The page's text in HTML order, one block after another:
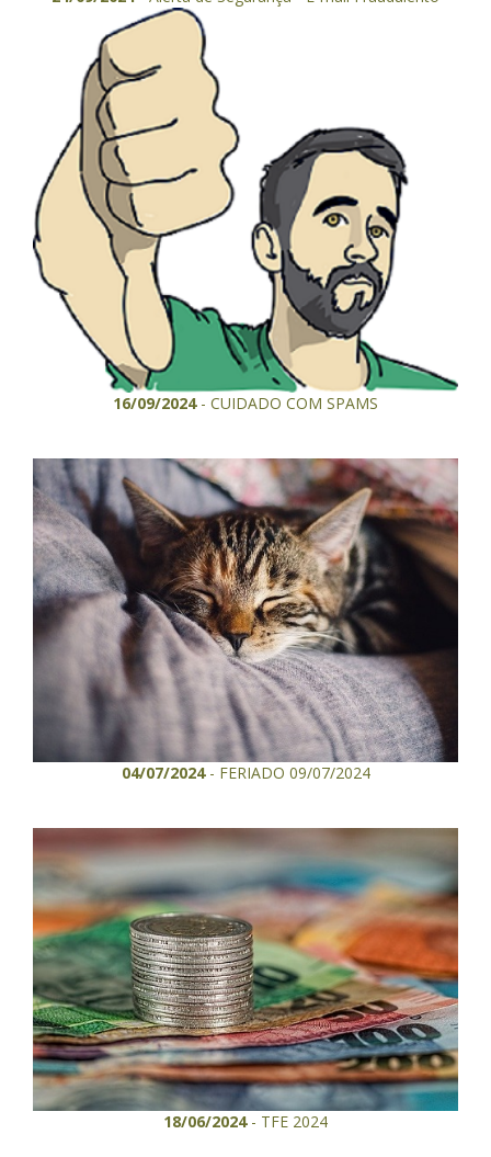
16/09/2024- CUIDADO COM SPAMS
04/07/2024- FERIADO 09/07/2024
18/06/2024- TFE 2024